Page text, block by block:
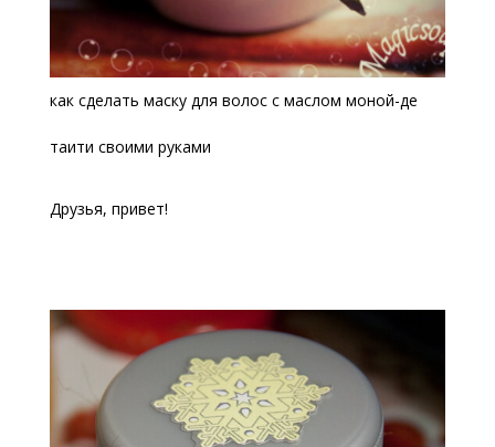
как сделать маску для волос с маслом моной-де
таити своими руками
Друзья, привет!